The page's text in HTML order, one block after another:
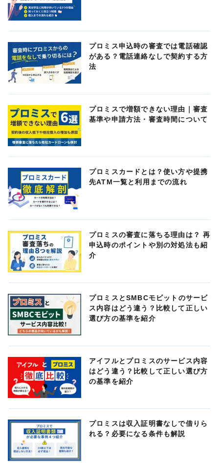
プロミス申込時の審査では電話確認
がある？電話連絡なしで契約する方
法
プロミスで増額できない理由｜審査
基準や申請方法・審査時間について
プロミスカードとは？使い方や提携
先ATM一覧と利用までの流れ
プロミスの審査に落ちる理由は？ 再
申込時のポイントや別の対処法も紹
介
プロミスとSMBCモビットのサービ
ス内容はどう違う？比較して正しい
選び方の基準を紹介
アイフルとプロミスのサービス内容
はどう違う？比較して正しい選び方
の基準を紹介
プロミスは収入証明書なしで借りら
れる？必要になる条件も解説